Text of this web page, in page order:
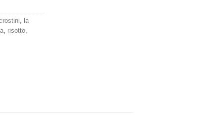
, la
, risotto,